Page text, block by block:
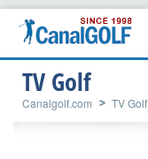
TV Golf
Canalgolf.com TV Golf